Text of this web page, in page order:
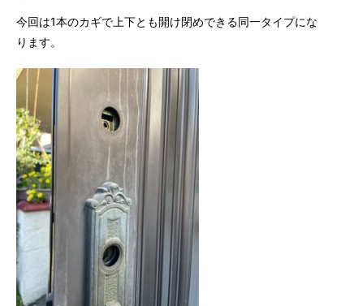
今回は1本のカギで上下とも開け閉めできる同一タイプにな
ります。